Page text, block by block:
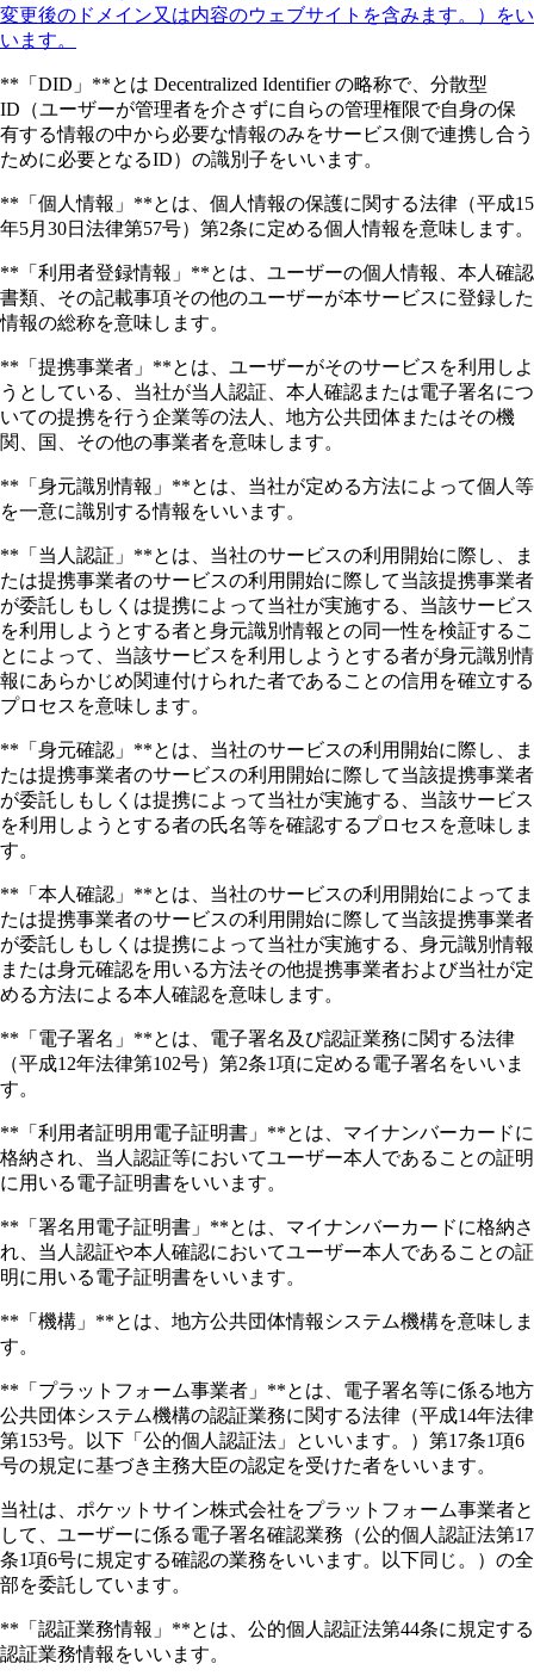
変更後のドメイン又は内容のウェブサイトを含みます。）をい
います。
**「DID」**とは Decentralized Identifier の略称で、分散型
ID（ユーザーが管理者を介さずに自らの管理権限で自身の保
有する情報の中から必要な情報のみをサービス側で連携し合う
ために必要となるID）の識別子をいいます。
**「個人情報」**とは、個人情報の保護に関する法律（平成15
年5月30日法律第57号）第2条に定める個人情報を意味します。
**「利用者登録情報」**とは、ユーザーの個人情報、本人確認
書類、その記載事項その他のユーザーが本サービスに登録した
情報の総称を意味します。
**「提携事業者」**とは、ユーザーがそのサービスを利用しよ
うとしている、当社が当人認証、本人確認または電子署名につ
いての提携を行う企業等の法人、地方公共団体またはその機
関、国、その他の事業者を意味します。
**「身元識別情報」**とは、当社が定める方法によって個人等
を一意に識別する情報をいいます。
**「当人認証」**とは、当社のサービスの利用開始に際し、ま
たは提携事業者のサービスの利用開始に際して当該提携事業者
が委託しもしくは提携によって当社が実施する、当該サービス
を利用しようとする者と身元識別情報との同一性を検証するこ
とによって、当該サービスを利用しようとする者が身元識別情
報にあらかじめ関連付けられた者であることの信用を確立する
プロセスを意味します。
**「身元確認」**とは、当社のサービスの利用開始に際し、ま
たは提携事業者のサービスの利用開始に際して当該提携事業者
が委託しもしくは提携によって当社が実施する、当該サービス
を利用しようとする者の氏名等を確認するプロセスを意味しま
す。
**「本人確認」**とは、当社のサービスの利用開始によってま
たは提携事業者のサービスの利用開始に際して当該提携事業者
が委託しもしくは提携によって当社が実施する、身元識別情報
または身元確認を用いる方法その他提携事業者および当社が定
める方法による本人確認を意味します。
**「電子署名」**とは、電子署名及び認証業務に関する法律
（平成12年法律第102号）第2条1項に定める電子署名をいいま
す。
**「利用者証明用電子証明書」**とは、マイナンバーカードに
格納され、当人認証等においてユーザー本人であることの証明
に用いる電子証明書をいいます。
**「署名用電子証明書」**とは、マイナンバーカードに格納さ
れ、当人認証や本人確認においてユーザー本人であることの証
明に用いる電子証明書をいいます。
**「機構」**とは、地方公共団体情報システム機構を意味しま
す。
**「プラットフォーム事業者」**とは、電子署名等に係る地方
公共団体システム機構の認証業務に関する法律（平成14年法律
第153号。以下「公的個人認証法」といいます。）第17条1項6
号の規定に基づき主務大臣の認定を受けた者をいいます。
当社は、ポケットサイン株式会社をプラットフォーム事業者と
して、ユーザーに係る電子署名確認業務（公的個人認証法第17
条1項6号に規定する確認の業務をいいます。以下同じ。）の全
部を委託しています。
**「認証業務情報」**とは、公的個人認証法第44条に規定する
認証業務情報をいいます。